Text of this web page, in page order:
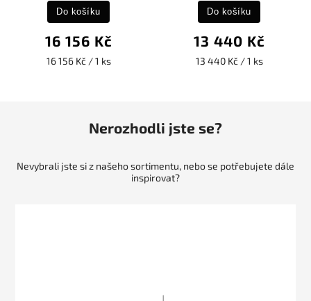
16 156 Kč
16 156 Kč / 1 ks
Do košíku
13 440 Kč
13 440 Kč / 1 ks
Do košíku
Nerozhodli jste se?
Nevybrali jste si z našeho sortimentu, nebo se potřebujete dále
inspirovat?